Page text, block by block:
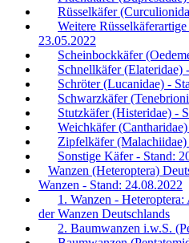
Rüsselkäfer
Weitere
23.05.2022
Scheinbockkäfer
Schnellkäfer (Elateridae)
Schröter (Lucanidae) -
Schwarzkäfer
Stutzkäfer (Histeridae) -
Weichkäfer
Zipfelkäfer (Malachiidae)
Sonstige Käfer - Stand:
Wanzen (Heteroptera)
Wanzen - Stand: 24.08.2022
1. Wanzen -
der Wanzen Deutschlands
2. Baumwanzen i.w.S.